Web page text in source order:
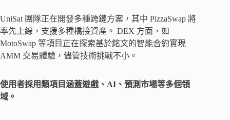
UniSat 團隊正在開發多種跨鏈方案，其中 PizzaSwap 將
率先上線，支援多種橋接資產。 DEX 方面，如
MotoSwap 等項目正在探索基於銘文的智能合約實現
AMM 交易體驗，儘管技術挑戰不小。
使用者採用類項目涵蓋遊戲、AI、預測市場等多個領
域。